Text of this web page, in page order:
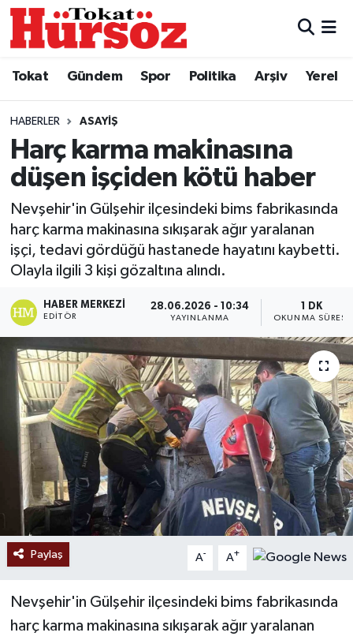
Tokat Gündem Spor Politika Arşiv Yerel
HABERLER ASAYIŞ
Harç karma makinasına
düşen işçiden kötü haber
Nevşehir'in Gülşehir ilçesindeki bims fabrikasında
harç karma makinasına sıkışarak ağır yaralanan
işçi, tedavi gördüğü hastanede hayatını kaybetti.
Olayla ilgili 3 kişi gözaltına alındı.
HABER MERKEZI
EDITÖR
28.06.2026 - 10:34
YAYINLANMA
1 DK
OKUNMA SÜRESI
Paylaş A- A+
Nevşehir'in Gülşehir ilçesindeki bims fabrikasında
harç karma makinasına sıkışarak ağır yaralanan
Türkiye Gündemi
Gündem
Asayiş
Spor
Politika
Tokat Spor
Eğitim
Ekonomi
Sağlık
Tokat Haber
Hava Durumu
Tokat Namaz Vakitleri
Trafik Durumu
Süper Lig Puan Durumu ve Fikstür
Tüm Manşetler
Son Dakika Haberleri
Haber Arşivi